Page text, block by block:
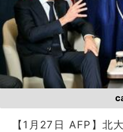
【1月27日 AFP】北